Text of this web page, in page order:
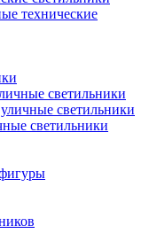
технические
светильники
светильники
светильники